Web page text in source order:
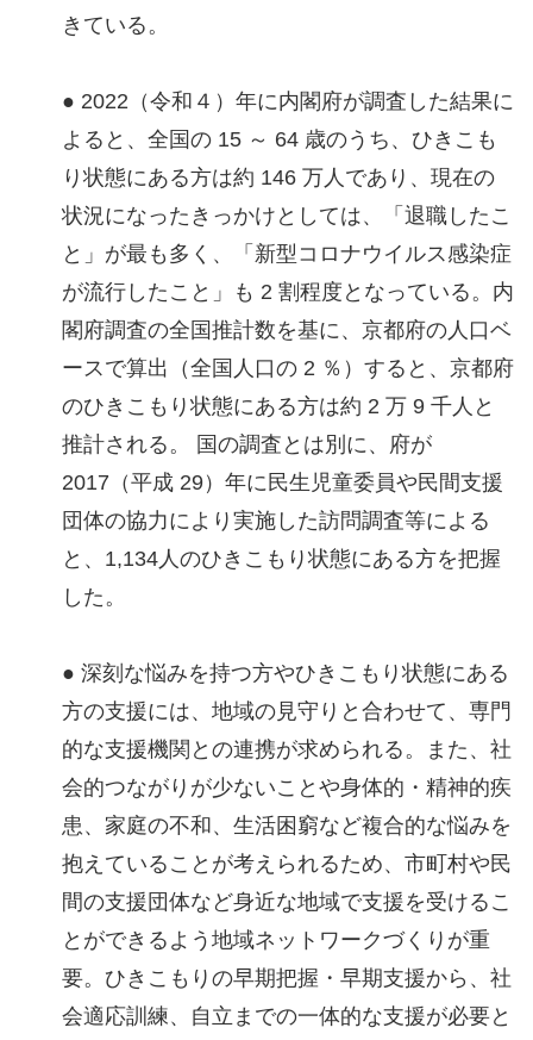
きている。
● 2022（令和４）年に内閣府が調査した結果に
よると、全国の 15 ～ 64 歳のうち、ひきこも
り状態にある方は約 146 万人であり、現在の
状況になったきっかけとしては、「退職したこ
と」が最も多く、「新型コロナウイルス感染症
が流行したこと」も 2 割程度となっている。内
閣府調査の全国推計数を基に、京都府の人口ベ
ースで算出（全国人口の 2 ％）すると、京都府
のひきこもり状態にある方は約 2 万 9 千人と
推計される。 国の調査とは別に、府が
2017（平成 29）年に民生児童委員や民間支援
団体の協力により実施した訪問調査等による
と、1,134人のひきこもり状態にある方を把握
した。
● 深刻な悩みを持つ方やひきこもり状態にある
方の支援には、地域の見守りと合わせて、専門
的な支援機関との連携が求められる。また、社
会的つながりが少ないことや身体的・精神的疾
患、家庭の不和、生活困窮など複合的な悩みを
抱えていることが考えられるため、市町村や民
間の支援団体など身近な地域で支援を受けるこ
とができるよう地域ネットワークづくりが重
要。ひきこもりの早期把握・早期支援から、社
会適応訓練、自立までの一体的な支援が必要と